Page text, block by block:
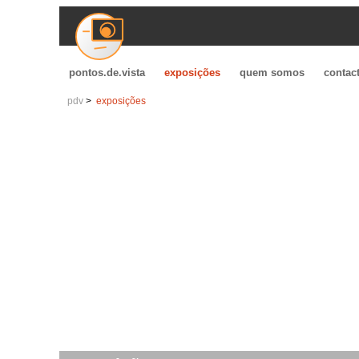
pontos.de.vista exposições quem somos
pdv exposições